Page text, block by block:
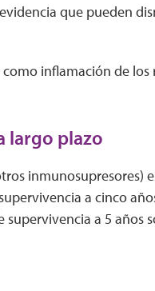
que pueden
inflamación de los
largo plazo
inmunosupresores)
a cinco
supervivencia a 5 años